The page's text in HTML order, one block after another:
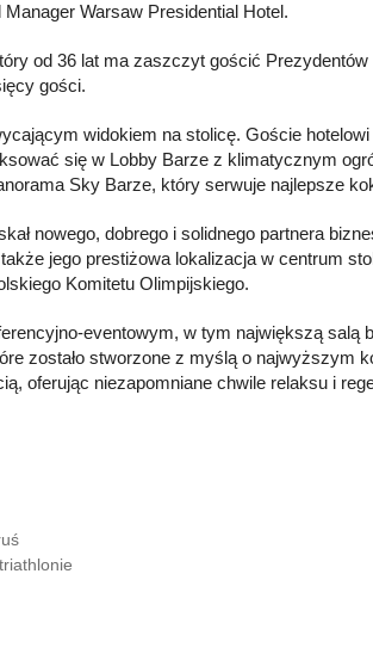
Warsaw Presidential Hotel.
od 36 lat ma zaszczyt gościć
gości.
widokiem na stolicę. Goście
się w Lobby Barze z klimatycznym
Sky Barze, który serwuje najlepsze
nowego, dobrego i solidnego partnera
jego prestiżowa lokalizacja w centrum
Komitetu Olimpijskiego.
eventowym, w tym największą salą
zostało stworzone z myślą o najwyższym
oferując niezapomniane chwile relaksu i